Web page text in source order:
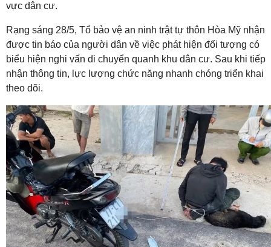
vực dân cư.
Rạng sáng 28/5, Tổ bảo vệ an ninh trật tự thôn Hòa Mỹ nhận
được tin báo của người dân về việc phát hiện đối tượng có
biểu hiện nghi vấn di chuyển quanh khu dân cư. Sau khi tiếp
nhận thông tin, lực lượng chức năng nhanh chóng triển khai
theo dõi.